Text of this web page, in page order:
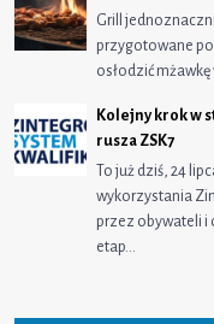
Grill
przygotowane
osłodzić mżawkę
Kolejny krok w
rusza ZSK7
To już dziś, 24
wykorzystania
przez obywateli i
etap…